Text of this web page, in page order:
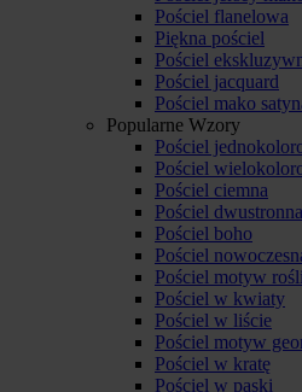
Pościel flanelowa
Piękna pościel
Pościel
Pościel jacquard
Pościel mako
Popularne Wzory
Pościel
Pościel
Pościel ciemna
Pościel dwustronna
Pościel boho
Pościel
Pościel motyw
Pościel w kwiaty
Pościel w liście
Pościel motyw
Pościel w kratę
Pościel w paski